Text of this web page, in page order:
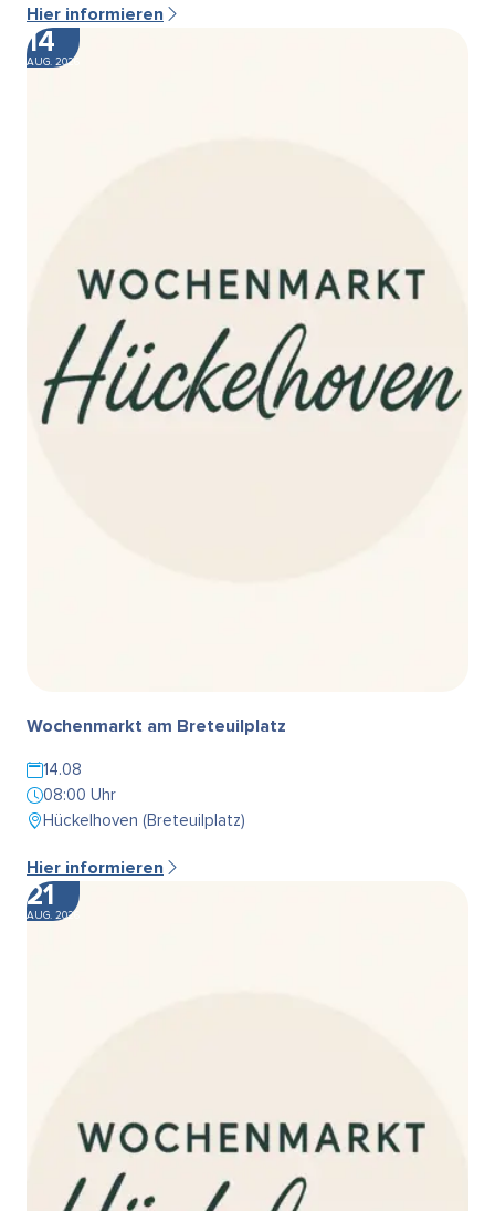
Hier informieren
14
AUG. 2026
Wochenmarkt am Breteuilplatz
14.08
08:00 Uhr
Hückelhoven (Breteuilplatz)
Hier informieren
21
AUG. 2026